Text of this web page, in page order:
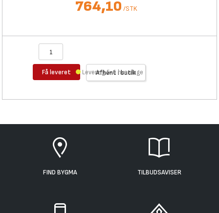
764,10 /STK
Få leveret Afhent i butik
Levering 5-6 hverdage
FIND BYGMA TILBUDSAVISER